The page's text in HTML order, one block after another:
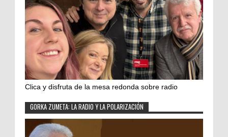
Clica y disfruta de la mesa redonda sobre radio
GORKA ZUMETA: LA RADIO Y LA POLARIZACIÓN